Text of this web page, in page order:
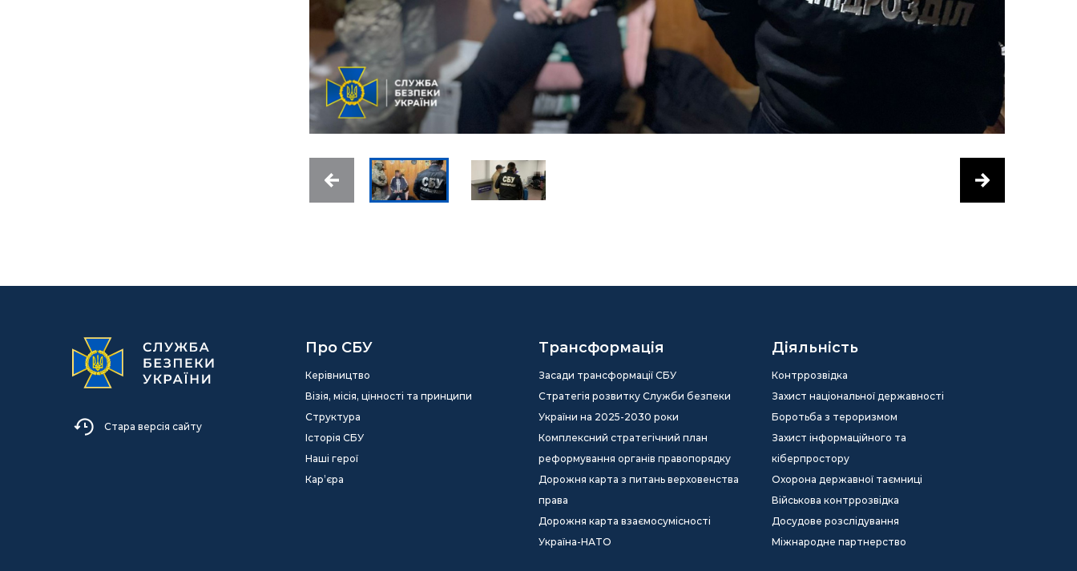
Стара версія сайту
Про СБУ
Керівництво
Візія, місія, цінності та принципи
Структура
Історія СБУ
Наші герої
Кар’єра
Трансформація
Засади трансформації СБУ
Стратегія розвитку Служби безпеки
України на 2025-2030 роки
Комплексний стратегічний план
реформування органів правопорядку
Дорожня карта з питань верховенства
права
Дорожня карта взаємосумісності
Україна-НАТО
Діяльність
Контррозвідка
Захист національної державності
Боротьба з тероризмом
Захист інформаційного та
кіберпростору
Охорона державної таємниці
Військова контррозвідка
Досудове розслідування
Міжнародне партнерство